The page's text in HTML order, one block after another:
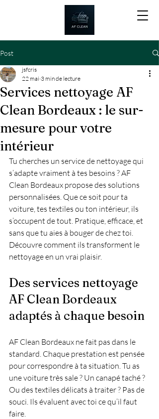
Post
Services nettoyage AF
Clean Bordeaux : le sur-
mesure pour votre
intérieur
jsfcris
22 mai 3 min de lecture
Tu cherches un service de nettoyage qui
s’adapte vraiment à tes besoins ? AF
Clean Bordeaux propose des solutions
personnalisées. Que ce soit pour ta
voiture, tes textiles ou ton intérieur, ils
s’occupent de tout. Pratique, efficace, et
sans que tu aies à bouger de chez toi.
Découvre comment ils transforment le
nettoyage en un vrai plaisir.
Des services nettoyage
AF Clean Bordeaux
adaptés à chaque besoin
AF Clean Bordeaux ne fait pas dans le
standard. Chaque prestation est pensée
pour correspondre à ta situation. Tu as
une voiture très sale ? Un canapé taché ?
Ou des textiles délicats à traiter ? Pas de
souci. Ils évaluent avec toi ce qu’il faut
faire.